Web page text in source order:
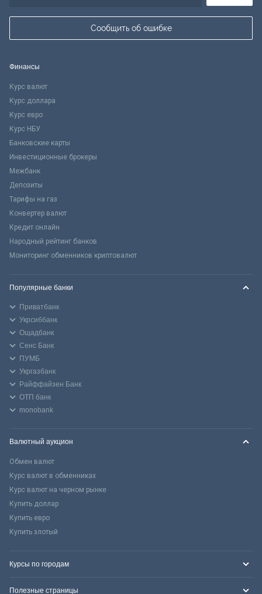
Сообщить об ошибке
Финансы
Курс валют
Курс доллара
Курс евро
Курс НБУ
Банковские карты
Инвестиционные брокеры
Межбанк
Депозиты
Тарифы на газ
Конвертер валют
Кредит онлайн
Народный рейтинг банков
Мониторинг обменников криптовалют
Популярные банки
Приватбанк
Укрсиббанк
Ощадбанк
Сенс Банк
ПУМБ
Укргазбанк
Райффайзен Банк
ОТП банк
monobank
Валютный аукцион
Обмен валют
Курс валют в обменниках
Курс валют на черном рынке
Купить доллар
Купить евро
Купить злотый
Курсы по городам
Полезные страницы